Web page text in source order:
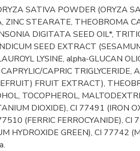
SATIVA POWDER (ORYZA
ZINC STEARATE, THEOBROMA
DIGITATA SEED OIL*,
SEED EXTRACT
LYSINE, alpha-GLUCAN
CAPRIC
FRUIT EXTRACT),
TOCOPHEROL,
DIOXIDE), CI 77491 (IRON
(FERRIC FERROCYANIDE),
HYDROXIDE GREEN), CI 77742